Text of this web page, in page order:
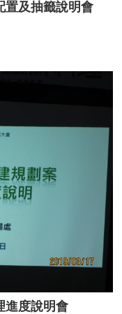
置及抽籤說明會
進度說明會